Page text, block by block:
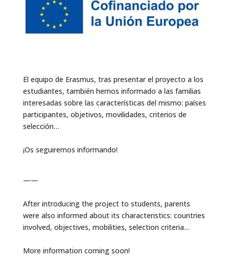
El equipo de Erasmus, tras presentar el proyecto a los
estudiantes, también hemos informado a las familias
interesadas sobre las características del mismo: países
participantes, objetivos, movilidades, criterios de
selección…
¡Os seguiremos informando!
——
After introducing the project to students, parents
were also informed about its characteristics: countries
involved, objectives, mobilities, selection criteria…
More information coming soon!